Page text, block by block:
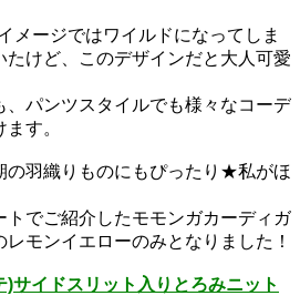
メージではワイルドになってしま
たけど、このデザインだと大人可愛
、パンツスタイルでも様々なコーデ
す。
の羽織りものにもぴったり★私がほ
トでご紹介したモモンガカーディガ
モンイエローのみとなりました！
サイドスリット入りとろみニット